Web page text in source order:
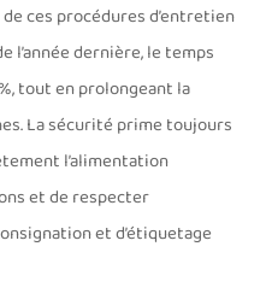
de ces procédures d’entretien
l’année dernière, le temps
tout en prolongeant la
La sécurité prime toujours
l’alimentation
et de respecter
et d’étiquetage